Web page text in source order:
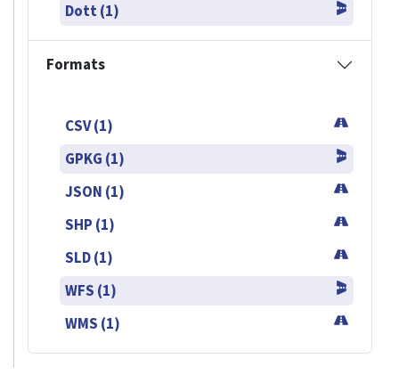
Dott (1)
Formats
CSV (1)
GPKG (1)
JSON (1)
SHP (1)
SLD (1)
WFS (1)
WMS (1)